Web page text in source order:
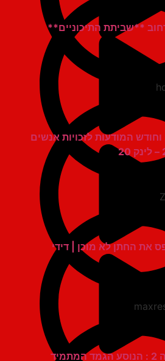
התיכוניים**
לזכויות אנשים
לא מוכן | דידי